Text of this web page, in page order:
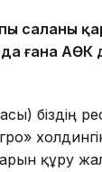
саланы
ғана АӨК
біздің
құру